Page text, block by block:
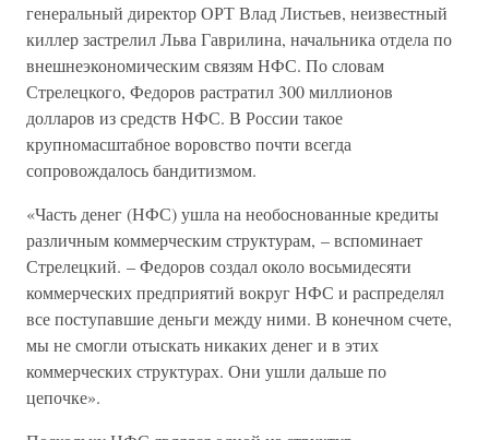
генеральный директор ОРТ Влад Листьев, неизвестный
киллер застрелил Льва Гаврилина, начальника отдела по
внешнеэкономическим связям НФС. По словам
Стрелецкого, Федоров растратил 300 миллионов
долларов из средств НФС. В России такое
крупномасштабное воровство почти всегда
сопровождалось бандитизмом.
«Часть денег (НФС) ушла на необоснованные кредиты
различным коммерческим структурам, – вспоминает
Стрелецкий. – Федоров создал около восьмидесяти
коммерческих предприятий вокруг НФС и распределял
все поступавшие деньги между ними. В конечном счете,
мы не смогли отыскать никаких денег и в этих
коммерческих структурах. Они ушли дальше по
цепочке».